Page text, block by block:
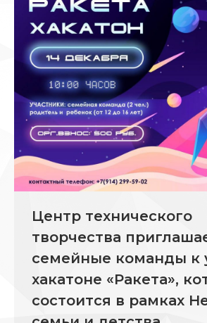
Центр технического
творчества
семейные команды к
хакатоне «Ракета»,
состоится в рамках